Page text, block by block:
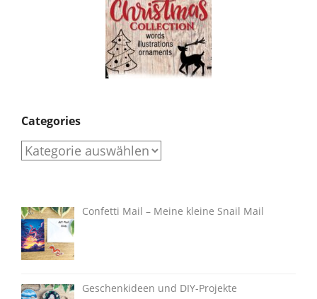
Categories
Categories
Confetti Mail – Meine kleine Snail Mail
Geschenkideen und DIY-Projekte